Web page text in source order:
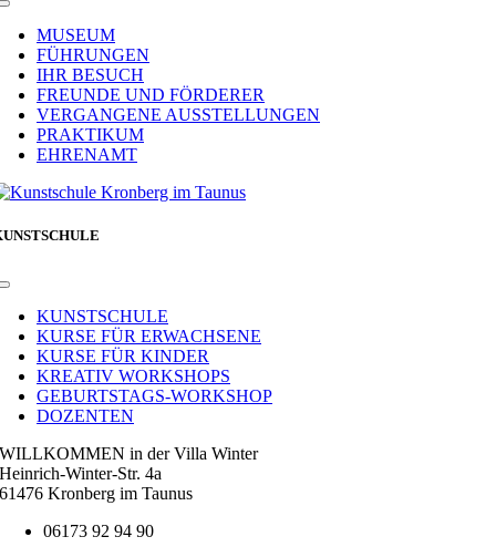
Toggle
NavigationMUSEUM
FÜHRUNGEN
IHR BESUCH
FREUNDE UND FÖRDERER
VERGANGENE AUSSTELLUNGEN
PRAKTIKUM
EHRENAMT
Toggle
NavigationKUNSTSCHULE
KURSE FÜR ERWACHSENE
KURSE FÜR KINDER
KREATIV WORKSHOPS
GEBURTSTAGS-WORKSHOP
DOZENTEN
WILLKOMMEN in der Villa Winter
Heinrich-Winter-Str. 4a
61476 Kronberg im Taunus
06173 92 94 90